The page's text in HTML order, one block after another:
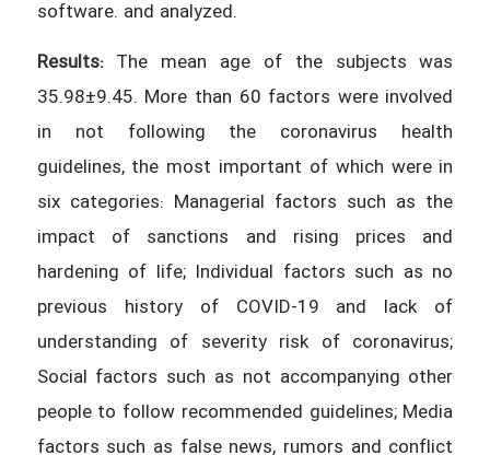
software. and analyzed.
Results:The mean age of the subjects was
35.98±9.45. More than 60 factors were involved
in not following the coronavirus health
guidelines, the most important of which were in
six categories: Managerial factors such as the
impact of sanctions and rising prices and
hardening of life; Individual factors such as no
previous history of COVID-19 and lack of
understanding of severity risk of coronavirus;
Social factors such as not accompanying other
people to follow recommended guidelines; Media
factors such as false news, rumors and conflict